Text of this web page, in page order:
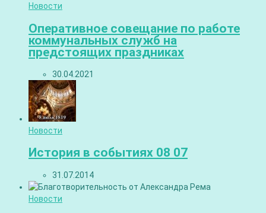
Новости
Оперативное совещание по работе
коммунальных служб на
предстоящих праздниках
30.04.2021
Новости
История в событиях 08 07
31.07.2014
Новости